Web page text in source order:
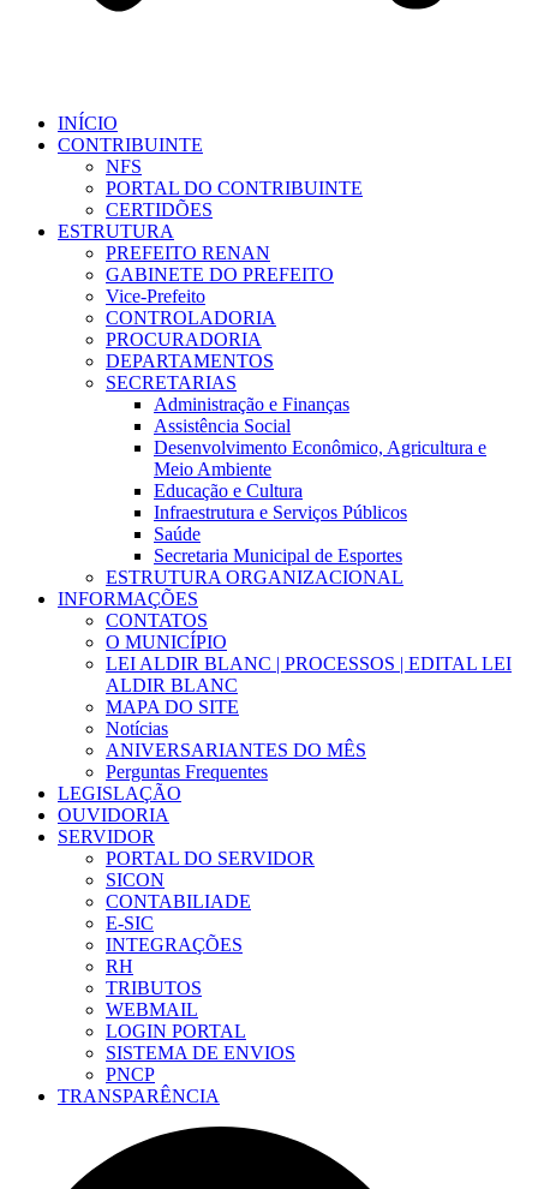
INÍCIO
CONTRIBUINTE
NFS
PORTAL DO CONTRIBUINTE
CERTIDÕES
ESTRUTURA
PREFEITO RENAN
GABINETE DO PREFEITO
Vice-Prefeito
CONTROLADORIA
PROCURADORIA
DEPARTAMENTOS
SECRETARIAS
Administração e Finanças
Assistência Social
Desenvolvimento Econômico, Agricultura e
Meio Ambiente
Educação e Cultura
Infraestrutura e Serviços Públicos
Saúde
Secretaria Municipal de Esportes
ESTRUTURA ORGANIZACIONAL
INFORMAÇÕES
CONTATOS
O MUNICÍPIO
LEI ALDIR BLANC | PROCESSOS | EDITAL LEI
ALDIR BLANC
MAPA DO SITE
Notícias
ANIVERSARIANTES DO MÊS
Perguntas Frequentes
LEGISLAÇÃO
OUVIDORIA
SERVIDOR
PORTAL DO SERVIDOR
SICON
CONTABILIADE
E-SIC
INTEGRAÇÕES
RH
TRIBUTOS
WEBMAIL
LOGIN PORTAL
SISTEMA DE ENVIOS
PNCP
TRANSPARÊNCIA